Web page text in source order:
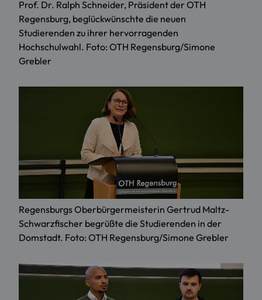
Prof. Dr. Ralph Schneider, Präsident der OTH
Regensburg, beglückwünschte die neuen
Studierenden zu ihrer hervorragenden
Hochschulwahl. Foto: OTH Regensburg/Simone
Grebler
Regensburgs Oberbürgermeisterin Gertrud Maltz-
Schwarzfischer begrüßte die Studierenden in der
Domstadt. Foto: OTH Regensburg/Simone Grebler